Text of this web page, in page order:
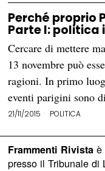
Perché proprio
Parte I: politica
Cercare di mettere
13 novembre può
ragioni. In primo
eventi parigini sono
21/11/2015 POLITICA
Frammenti Rivistaè
presso il Tribunale di